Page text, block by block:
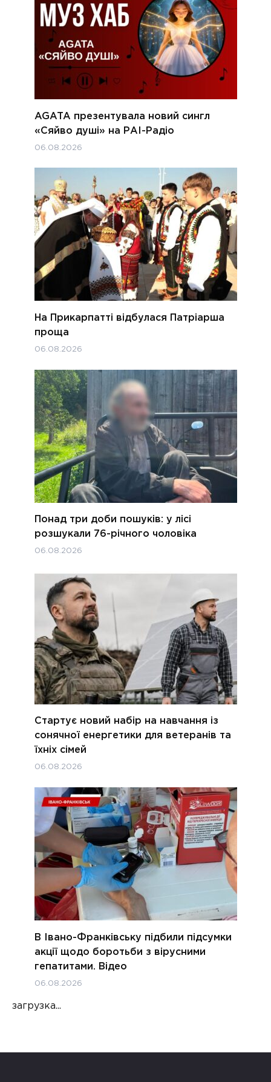
AGATA презентувала новий сингл
«Сяйво душі» на РАІ-Радіо
06.08.2026
На Прикарпатті відбулася Патріарша
проща
06.08.2026
Понад три доби пошуків: у лісі
розшукали 76-річного чоловіка
06.08.2026
Стартує новий набір на навчання із
сонячної енергетики для ветеранів та
їхніх сімей
06.08.2026
В Івано-Франківську підбили підсумки
акції щодо боротьби з вірусними
гепатитами. Відео
06.08.2026
загрузка...